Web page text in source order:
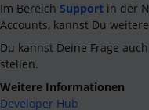
Im Bereich Support in der
Accounts, kannst Du
Du kannst Deine Frage
stellen.
Weitere Informationen
Developer Hub